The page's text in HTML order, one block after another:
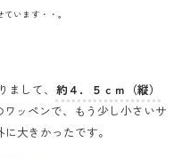
います・・。
して、 約４．５ｃｍ（縦）
ワッペンで、もう少し小さいサ
大きかったです。